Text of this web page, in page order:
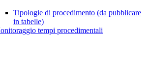
Tipologie di procedimento (da pubblicare
in tabelle)
tempi procedimentali